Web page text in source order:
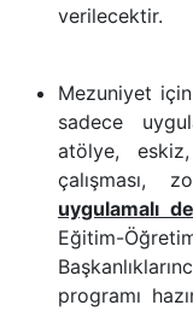
verilecektir.
Mezuniyet
sadece
atölye,
çalışması,
uygulamalı
Eğitim-
programı